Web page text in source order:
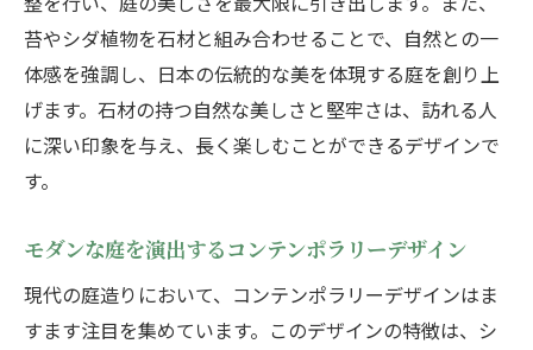
苔やシダ植物を石材と組み合わせることで、自然との一
体感を強調し、日本の伝統的な美を体現する庭を創り上
げます。石材の持つ自然な美しさと堅牢さは、訪れる人
に深い印象を与え、長く楽しむことができるデザインで
す。
モダンな庭を演出するコンテンポラリーデザイン
現代の庭造りにおいて、コンテンポラリーデザインはま
すます注目を集めています。このデザインの特徴は、シ